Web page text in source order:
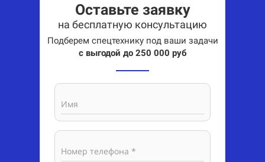
Оставьте заявку
на бесплатную консультацию
Подберем спецтехнику под ваши задачи
с выгодой до 250 000 руб
Имя
Номер телефона *